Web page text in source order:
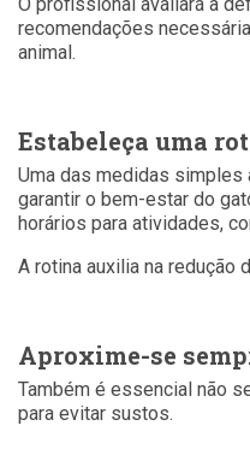
recomendações
animal.
Estabeleça uma
Uma das medidas simples
garantir o bem-estar do
horários para atividades,
A rotina auxilia na redução
Aproxime-se
Também é essencial não
para evitar sustos.